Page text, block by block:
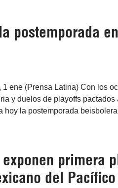
postemporada
ene (Prensa Latina) Con los
y duelos de playoffs pactados
hoy la postemporada
primera
del Pacífico